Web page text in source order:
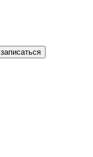
записаться